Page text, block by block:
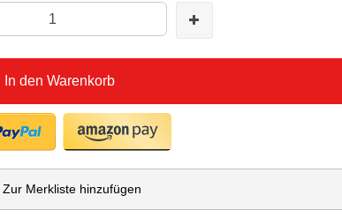
In den Warenkorb
Zur Merkliste hinzufügen